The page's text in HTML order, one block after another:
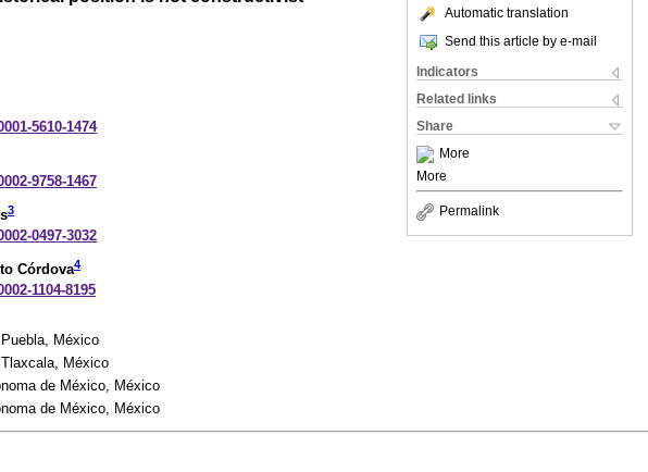
Automatic translation
Send this article by e-mail
Indicators
Related links
Share
More
More
Permalink
5610-1474
9758-1467
3
0497-3032
Córdova4
1104-8195
México
México
de México, México
de México, México